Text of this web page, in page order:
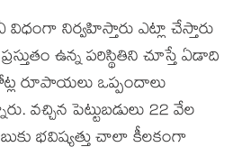
నిర్వహిస్తారు ఎట్లా చేస్తారు
ఉన్న పరిస్థితిని చూస్తే ఏడాది
రూపాయలు ఒప్పందాలు
వచ్చిన పెట్టుబడులు 22 వేల
భవిష్యత్తు చాలా కీలకంగా